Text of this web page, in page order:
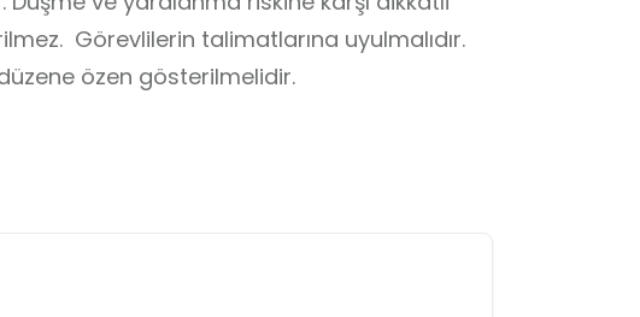
Görevlilerin talimatlarına uyulmalıdır.
özen gösterilmelidir.